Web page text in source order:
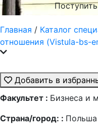
Поступить
Главная / Каталог
отношения (Vistula-bs-
Добавить в
Факультет : Бизнеса и
Страна/город: :